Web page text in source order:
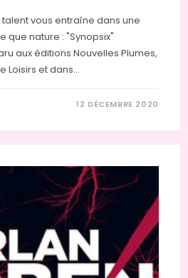
vous entraîne dans une
que nature : "Synopsix"
aux éditions Nouvelles Plumes,
Loisirs et dans…
12 DÉCEMBRE 2020